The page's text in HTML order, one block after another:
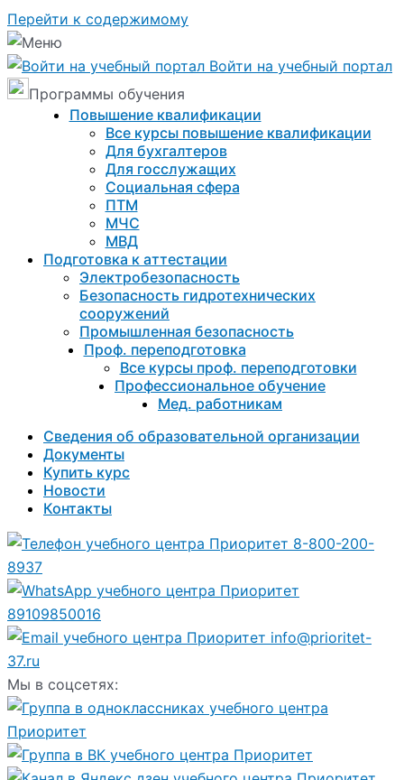
Перейти к содержимому
Войти на учебный портал
Программы обучения
Повышение квалификации
Все курсы повышение квалификации
Для бухгалтеров
Для госслужащих
Социальная сфера
ПТМ
МЧС
МВД
Подготовка к aттестации
Электробезопасность
Безопасность гидротехнических
сооружений
Промышленная безопасность
Проф. переподготовка
Все курсы проф. переподготовки
Профессиональное обучение
Мед. работникам
Сведения об образовательной организации
Документы
Купить курс
Новости
Контакты
8-800-200-
8937
89109850016
info@prioritet-
37.ru
Мы в соцсетях: